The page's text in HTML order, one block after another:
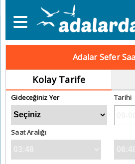
Adalar Sefer
Kolay Tarife
Gideceğiniz Yer Tarihi
Saat Aralığı